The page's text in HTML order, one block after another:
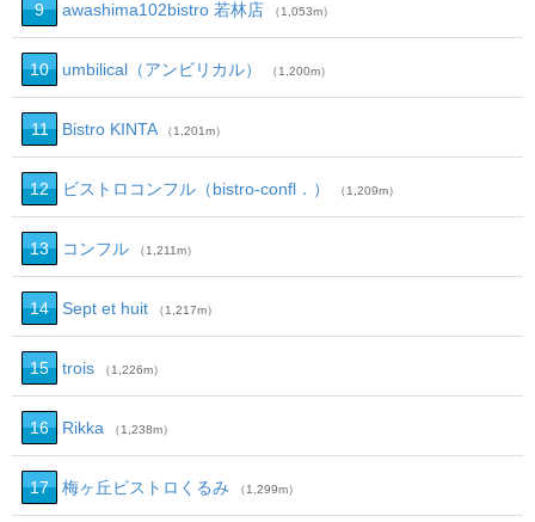
9 awashima102bistro 若林店 （1,053m）
10 umbilical（アンビリカル） （1,200m）
11 Bistro KINTA （1,201m）
12 ビストロコンフル（bistro‐confl．） （1,209m）
13 コンフル （1,211m）
14 Sept et huit （1,217m）
15 trois （1,226m）
16 Rikka （1,238m）
17 梅ヶ丘ビストロくるみ （1,299m）